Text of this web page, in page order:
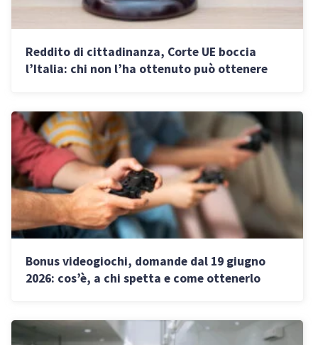
Reddito di cittadinanza, Corte UE boccia
l’Italia: chi non l’ha ottenuto può ottenere
Bonus videogiochi, domande dal 19 giugno
2026: cos’è, a chi spetta e come ottenerlo